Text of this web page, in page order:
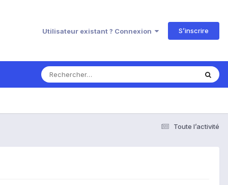
Utilisateur existant ? Connexion S’inscrire
Toute l’activité